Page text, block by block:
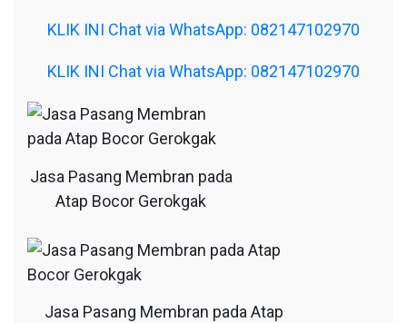
KLIK INI Chat via WhatsApp: 082147102970
KLIK INI Chat via WhatsApp: 082147102970
Jasa Pasang Membran pada
Atap Bocor Gerokgak
Jasa Pasang Membran pada Atap